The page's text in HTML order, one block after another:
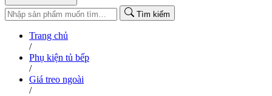
Tìm kiếm
Trang chủ
/
Phụ kiện tủ bếp
/
Giá treo ngoài
/